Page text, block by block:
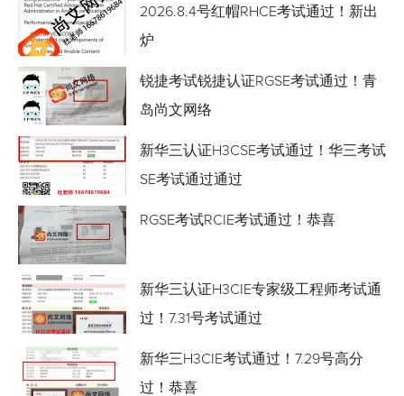
2026.8.4号红帽RHCE考试通过！新出
炉
锐捷考试锐捷认证RGSE考试通过！青
岛尚文网络
新华三认证H3CSE考试通过！华三考试
SE考试通过通过
RGSE考试RCIE考试通过！恭喜
新华三认证H3CIE专家级工程师考试通
过！7.31号考试通过
新华三H3CIE考试通过！7.29号高分
过！恭喜